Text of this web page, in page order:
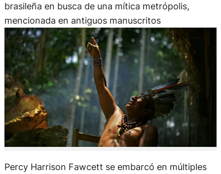
brasileña en busca de una mítica metrópolis,
mencionada en antiguos manuscritos
Percy Harrison Fawcett se embarcó en múltiples